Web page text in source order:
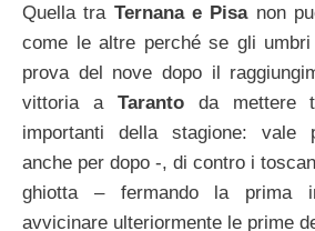
Quella tra Ternana e Pisanon
come le altre perché se gli
prova del nove dopo il
vittoria a Tarantoda mettere
importanti della stagione: vale
anche per dopo -, di contro i
ghiotta – fermando la prima
avvicinare ulteriormente le prime